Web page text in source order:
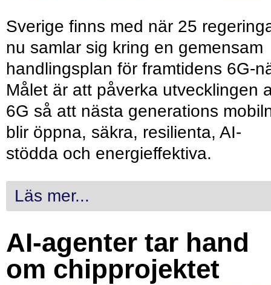
Sverige finns med när 25
nu samlar sig kring en gemensam
handlingsplan för framtidens 6G-
Målet är att påverka utvecklingen
6G så att nästa generations
blir öppna, säkra, resilienta, AI-
stödda och energieffektiva.
Läs mer...
AI-agenter tar hand
om chipprojektet